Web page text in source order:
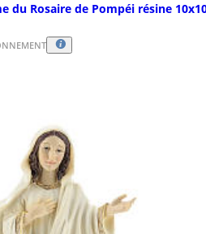
du Rosaire de Pompéi résine